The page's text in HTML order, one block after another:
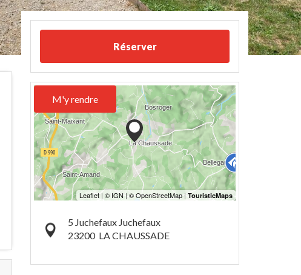
Réserver
M'y rendre
5 Juchefaux Juchefaux
23200 LA CHAUSSADE